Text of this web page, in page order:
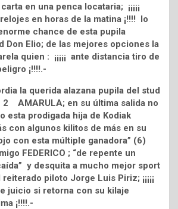
en una penca locataria; ¡¡¡¡¡
en horas de la matina ¡!!!! lo
chance de esta pupila
Don Elio; de las mejores opciones la
quien : ¡¡¡¡¡ ante distancia tiro de
¡!!!!.-
la querida alazana pupila del stud
2 AMARULA; en su última salida no
esta prodigada hija de Kodiak
con algunos kilitos de más en su
con esta múltiple ganadora” (6)
FEDERICO ; “de repente un
y desquita a mucho mejor sport
piloto Jorge Luis Piriz; ¡¡¡¡¡
juicio si retorna con su kilaje
¡!!!!.-